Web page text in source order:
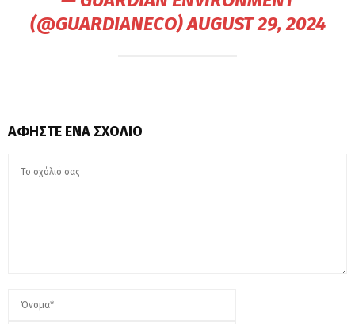
(@GUARDIANECO)AUGUST 29, 2024
ΑΦΉΣΤΕ ΈΝΑ ΣΧΌΛΙΟ